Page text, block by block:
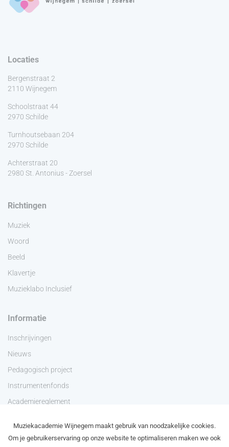
Locaties
Bergenstraat 2
2110 Wijnegem
Schoolstraat 44
2970 Schilde
Turnhoutsebaan 204
2970 Schilde
Achterstraat 20
2980 St. Antonius - Zoersel
Richtingen
Muziek
Woord
Beeld
Klavertje
Muzieklabo Inclusief
Informatie
Inschrijvingen
Nieuws
Pedagogisch project
Instrumentenfonds
Academiereglement
Contact
Muziekacademie Wijnegem maakt gebruik van noodzakelijke cookies.
Om je gebruikerservaring op onze website te optimaliseren maken we ook